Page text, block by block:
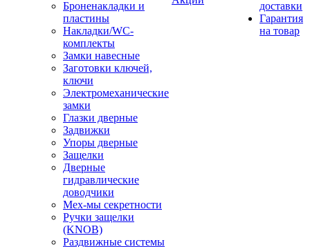
Броненакладки и
пластины
Накладки/WC-
комплекты
Замки навесные
Заготовки ключей,
ключи
Электромеханические
замки
Глазки дверные
Задвижки
Упоры дверные
Защелки
Дверные
гидравлические
доводчики
Мех-мы секретности
Ручки защелки
(KNOB)
Раздвижные системы
доставки
Гарантия
на товар